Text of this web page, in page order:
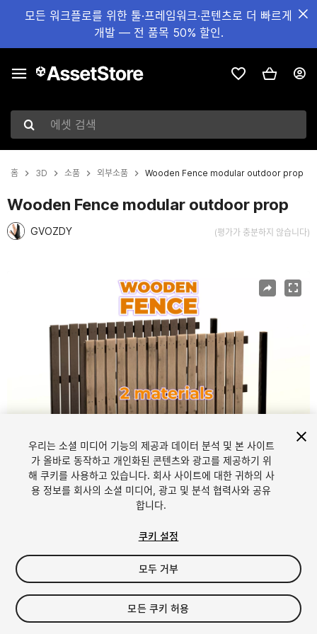
모든 워크플로를 위한 툴·프레임워크·콘텐츠로 더 빠르게
개발 — 전 품목 50% 할인.
에셋 검색
홈 3D 소품 외부소품 Wooden Fence modular outdoor prop
Wooden Fence modular outdoor prop
GVOZDY (평가가 충분하지 않습니다)
1/4
$4.99
세금/부가세는 결제 시 반영됩니다.
우리는 소셜 미디어 기능의 제공과 데이터 분석 및 본 사이트
가 올바로 동작하고 개인화된 콘텐츠와 광고를 제공하기 위
해 쿠키를 사용하고 있습니다. 회사 사이트에 대한 귀하의 사
용 정보를 회사의 소셜 미디어, 광고 및 분석 협력사와 공유
합니다.
쿠키 설정
모두 거부
모든 쿠키 허용